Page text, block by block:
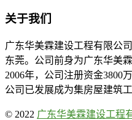
关于我们
广东华美霖建设工程有限公
东莞。公司前身为广东华美
2006年，公司注册资金3800
公司已发展成为集房屋建筑
© 2022 广东华美霖建设工程